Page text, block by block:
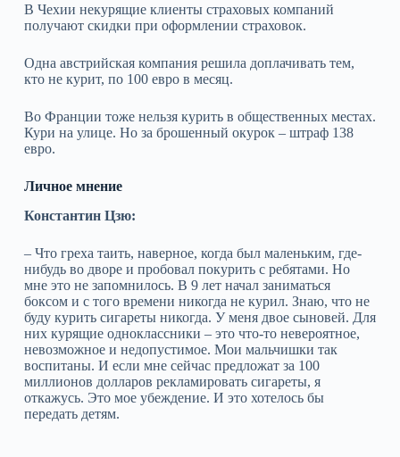
В Чехии некурящие клиенты страховых компаний
получают скидки при оформлении страховок.
Одна австрийская компания решила доплачивать тем,
кто не курит, по 100 евро в месяц.
Во Франции тоже нельзя курить в общест­венных местах.
Кури на улице. Но за брошенный окурок – штраф 138
евро.
Личное мнение
Константин Цзю:
– Что греха таить, наверное, когда был маленьким, где-
нибудь во дворе и пробовал покурить с ребятами. Но
мне это не запомнилось. В 9 лет начал заниматься
боксом и с того времени никогда не курил. Знаю, что не
буду курить сигареты никогда. У меня двое сыновей. Для
них курящие одноклассники – это что-то невероятное,
невозможное и недопустимое. Мои мальчишки так
воспитаны. И если мне сейчас предложат за 100
миллионов долларов рекламировать сигареты, я
откажусь. Это мое убеждение. И это хотелось бы
передать детям.